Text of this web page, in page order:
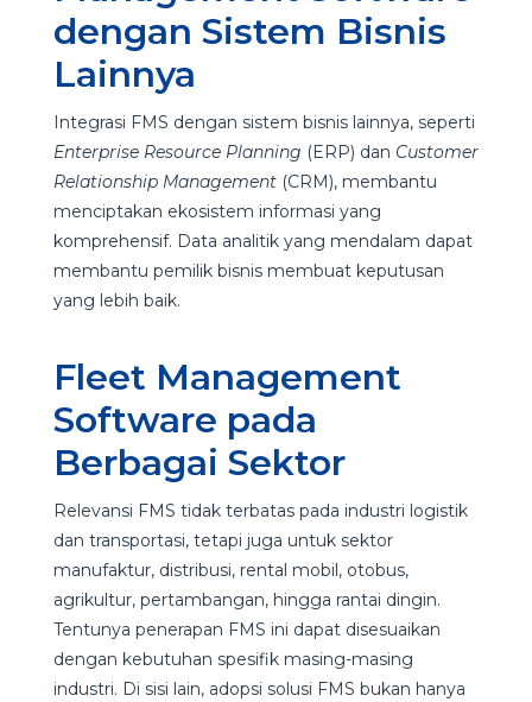
dengan Sistem Bisnis
Lainnya
Integrasi FMS dengan sistem bisnis lainnya, seperti
Enterprise Resource Planning (ERP) dan Customer
Relationship Management(CRM), membantu
menciptakan ekosistem informasi yang
komprehensif. Data analitik yang mendalam dapat
membantu pemilik bisnis membuat keputusan
yang lebih baik.
Fleet Management
Software pada
Berbagai Sektor
Relevansi FMS tidak terbatas pada industri logistik
dan transportasi, tetapi juga untuk sektor
manufaktur, distribusi, rental mobil, otobus,
agrikultur, pertambangan, hingga rantai dingin.
Tentunya penerapan FMS ini dapat disesuaikan
dengan kebutuhan spesifik masing-masing
industri. Di sisi lain, adopsi solusi FMS bukan hanya